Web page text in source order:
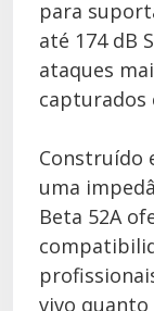
para
até 174 dB
ataques
capturados
Construído
uma
Beta 52A
vivo quanto